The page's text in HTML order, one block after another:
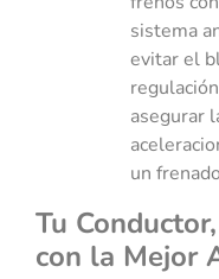
sistema
evitar el
asegurar
un
Tu
con la Mejor